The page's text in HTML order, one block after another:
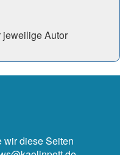
jeweilige Autor
wir diese Seiten